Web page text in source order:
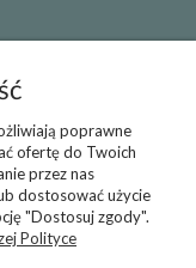
poprawne
ofertę do Twoich
przez nas
dostosować użycie
"Dostosuj zgody".
Polityce